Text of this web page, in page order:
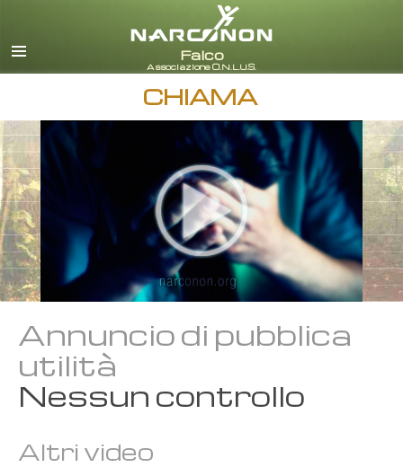
italiano
CHIAMA
Annuncio di pubblica
utilità
Nessun controllo
Altri video